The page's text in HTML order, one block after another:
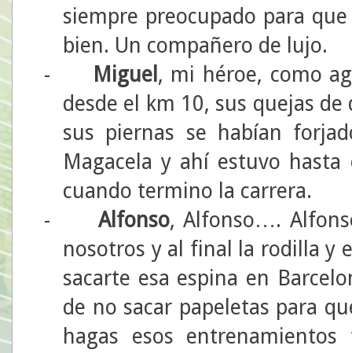
siempre preocupado para
bien. Un compañero de lujo.
-
Miguel , mi héroe, como
desde el km 10, sus quejas
sus piernas se habían
Magacela y ahí estuvo
cuando termino la carrera.
-
Alfonso, Alfonso….
nosotros y al final la rodilla y
sacarte esa espina en
de no sacar papeletas para
hagas esos